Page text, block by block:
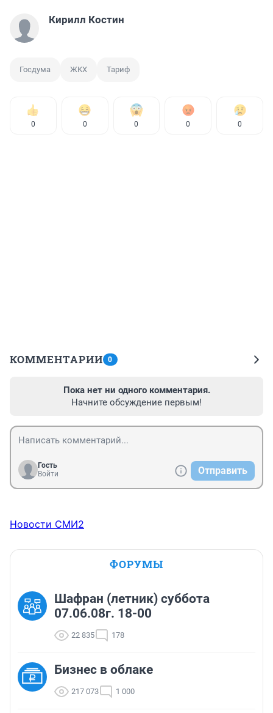
Кирилл Костин
Госдума ЖКХ Тариф
0 0 0 0 0
КОММЕНТАРИИ 0
Пока нет ни одного комментария.
Начните обсуждение первым!
Гость
Войти
Отправить
Новости СМИ2
ФОРУМЫ
Шафран (летник) суббота
07.06.08г. 18-00
22 835 178
Бизнес в облаке
217 073 1 000